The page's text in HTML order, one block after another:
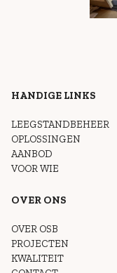
HANDIGE LINKS
LEEGSTANDBEHEER
OPLOSSINGEN
AANBOD
VOOR WIE
OVER ONS
OVER OSB
PROJECTEN
KWALITEIT